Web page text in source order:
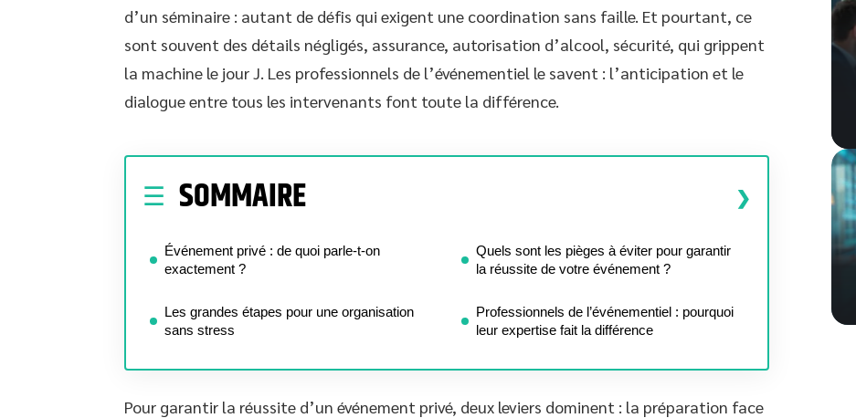
d’un séminaire : autant de défis qui exigent une coordination sans faille. Et pourtant, ce
sont souvent des détails négligés, assurance, autorisation d’alcool, sécurité, qui grippent
la machine le jour J. Les professionnels de l’événementiel le savent : l’anticipation et le
dialogue entre tous les intervenants font toute la différence.
SOMMAIRE
Événement privé : de quoi parle-t-on
exactement ?
Les grandes étapes pour une organisation
sans stress
Quels sont les pièges à éviter pour garantir
la réussite de votre événement ?
Professionnels de l’événementiel : pourquoi
leur expertise fait la différence
Pour garantir la réussite d’un événement privé, deux leviers dominent : la préparation face